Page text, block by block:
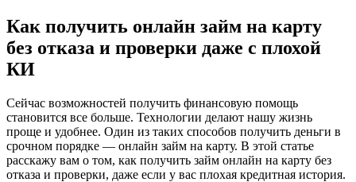
Как получить онлайн займ на карту
без отказа и проверки даже с плохой
КИ
Сейчас возможностей получить финансовую помощь
становится все больше. Технологии делают нашу жизнь
проще и удобнее. Один из таких способов получить деньги в
срочном порядке — онлайн займ на карту. В этой статье
расскажу вам о том, как получить займ онлайн на карту без
отказа и проверки, даже если у вас плохая кредитная история.